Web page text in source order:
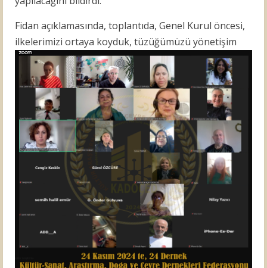
Fidan açıklamasında, toplantıda, Genel Kurul öncesi,
ilkelerimizi ortaya koyduk, tüzüğümüzü yönetişim